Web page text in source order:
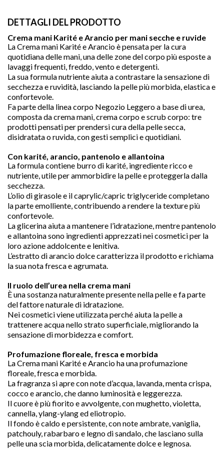

favorite
DETTAGLI DEL PRODOTTO
Crema mani Karité e Arancio per mani secche e ruvide
La Crema mani Karité e Arancio è pensata per la cura
quotidiana delle mani, una delle zone del corpo più esposte a
lavaggi frequenti, freddo, vento e detergenti.
La sua formula nutriente aiuta a contrastare la sensazione di
secchezza e ruvidità, lasciando la pelle più morbida, elastica e
confortevole.
Fa parte della linea corpo Negozio Leggero a base di urea,
composta da crema mani, crema corpo e scrub corpo: tre
prodotti pensati per prendersi cura della pelle secca,
disidratata o ruvida, con gesti semplici e quotidiani.
Con karité, arancio, pantenolo e allantoina
La formula contiene burro di karité, ingrediente ricco e
nutriente, utile per ammorbidire la pelle e proteggerla dalla
secchezza.
L’olio di girasole e il caprylic/capric triglyceride completano
la parte emolliente, contribuendo a rendere la texture più
confortevole.
La glicerina aiuta a mantenere l’idratazione, mentre pantenolo
e allantoina sono ingredienti apprezzati nei cosmetici per la
loro azione addolcente e lenitiva.
L’estratto di arancio dolce caratterizza il prodotto e richiama
la sua nota fresca e agrumata.
Il ruolo dell’urea nella crema mani
È una sostanza naturalmente presente nella pelle e fa parte
del fattore naturale di idratazione.
Nei cosmetici viene utilizzata perché aiuta la pelle a
trattenere acqua nello strato superficiale, migliorando la
sensazione di morbidezza e comfort.
Profumazione floreale, fresca e morbida
La Crema mani Karité e Arancio ha una profumazione
floreale, fresca e morbida.
La fragranza si apre con note d’acqua, lavanda, menta crispa,
cocco e arancio, che danno luminosità e leggerezza.
Il cuore è più fiorito e avvolgente, con mughetto, violetta,
cannella, ylang-ylang ed eliotropio.
Il fondo è caldo e persistente, con note ambrate, vaniglia,
patchouly, rabarbaro e legno di sandalo, che lasciano sulla
pelle una scia morbida, delicatamente dolce e legnosa.